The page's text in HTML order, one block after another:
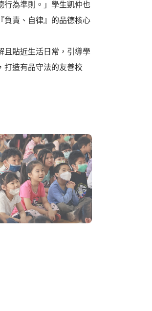
行為準則。」學生凱仲也
負責、自律』的品德核心
且貼近生活日常，引導學
打造有品守法的友善校